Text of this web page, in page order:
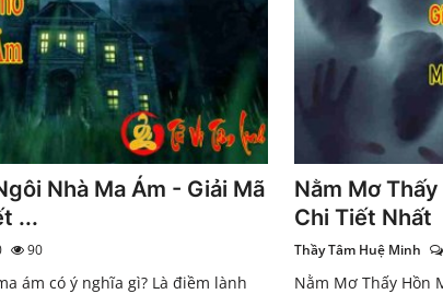
Nhà Ma Ám - Giải Mã
...
90
ám có ý nghĩa gì? Là điềm lành
Nằm Mơ
Chi Tiết Nhất
Thầy Tâm Huệ Minh
Nằm Mơ Thấy Hồn